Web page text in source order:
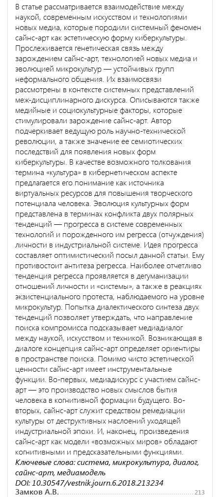
В статье рассматривается взаимодействие между
наукой, современным искусством и технологиями
новых медиа, которые породили системный феномен
сайнс-арт как эстетическую форму киберкультуры.
Прослеживается генетическая связь между
зарождением сайнс-арт, технологией новых медиа и
эволюцией микрокультур — устойчивых групп
неформального общения. Их взаимосвязи
рассмотрены в контексте системных представлений
меж-дисциплинарного дискурса. Описываются также
медийные и социокультурные факторы, которые
стимулировали зарождение сайнс-арт. Автор
подчеркивает ведущую роль научно-технической
революции, а также значение ее семиотических
последствий для появления новых форм
киберкультуры. В качестве возможного толкования
термина «культура» в кибернетическом аспекте
предлагается его понимание как источника
виртуальных ресурсов для повышения творческого
потенциала человека. Эволюция культурных форм
представлена в терминах конфликта двух полярных
тенденций — прогресса в системе современных
технологий и порожденного им регресса (отчуждения)
личности в индустриальной системе. Идея прогресса
составляет оптимистический посыл данной статьи. Ему
противостоит антитеза регресса. Наиболее отчетливо
тенденция регресса проявляется в дегуманизации
отношений личности и «системы», а также в реакциях
экзистенциального протеста, наблюдаемого на уровне
микрокультур. Попытка диалектического синтеза двух
тенденций позволяет утверждать, что направление
поиска компромисса подсказывает медиадиалог
между наукой, искусством и техникой. Возникающая в
диалоге концепция сайнс-арт определяет ориентиры
в пространстве поиска. Помимо чисто эстетической
ценности сайнс-арт имеет инструментальные
функции. Во-первых, медиадискурс с участием сайнс-
арт — это производство новых смыслов бытия
человека в когнитивной формации будущего. Во-
вторых, сайнс-арт служит средством ремедиации
культуры от деструктивных наслоений уходящей
индустриальной эпохи. И, наконец, произведения
сайнс-арт как модели «возможных миров» обладают
когнитивными и предсказательными функциями.
Ключевые слова: система, микрокультура, диалог,
сайнс-арт, медиамодель
DOI: 10.30547/vestnik.journ.6.2018.213234
Замков А.В.
213